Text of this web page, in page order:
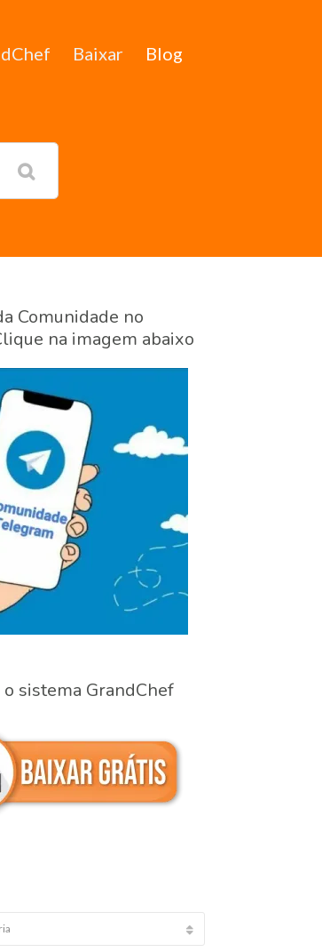
Baixar Blog
Comunidade no
na imagem abaixo
sistema GrandChef